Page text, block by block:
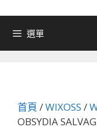
選單
首頁 /WIXOSS /
OBSYDIA